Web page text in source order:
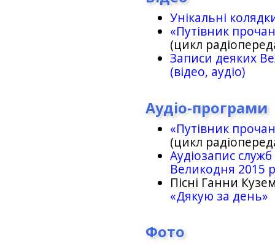
Унікальні
«Путівник
(цикл
Записи деяких
(відео, аудіо)
Аудіо-програми
«Путівник
(цикл
Аудіозапис
Великодня 2015
Пісні Ганни
«Дякую за день»
Фото